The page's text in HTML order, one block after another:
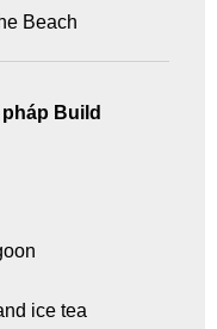
Beach
Build
ice tea